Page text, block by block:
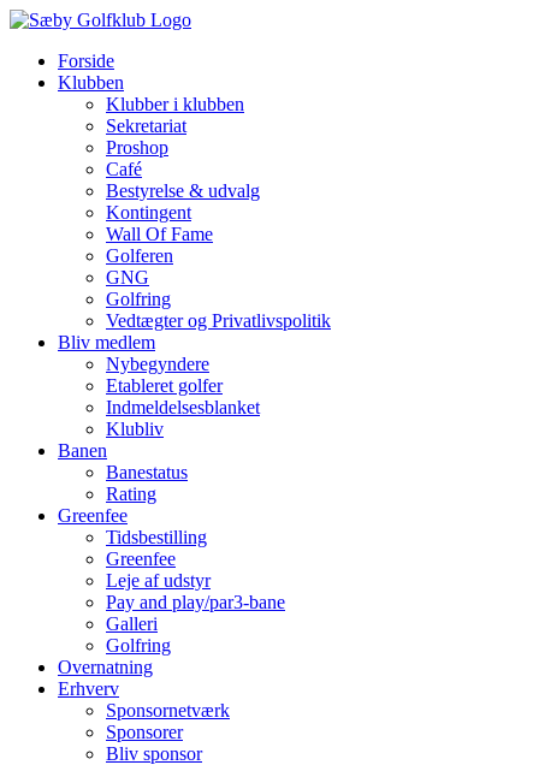
Skip
contentForside
Klubben
Klubber i klubben
Sekretariat
Proshop
Café
Bestyrelse & udvalg
Kontingent
Wall Of Fame
Golferen
GNG
Golfring
Vedtægter og Privatlivspolitik
Bliv medlem
Nybegyndere
Etableret golfer
Indmeldelsesblanket
Klubliv
Banen
Banestatus
Rating
Greenfee
Tidsbestilling
Greenfee
Leje af udstyr
Pay and play/par3-bane
Galleri
Golfring
Overnatning
Erhverv
Sponsornetværk
Sponsorer
Bliv sponsor